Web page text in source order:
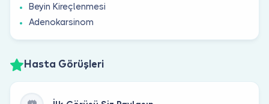
Beyin Kireçlenmesi
Adenokarsinom
Hasta Görüşleri